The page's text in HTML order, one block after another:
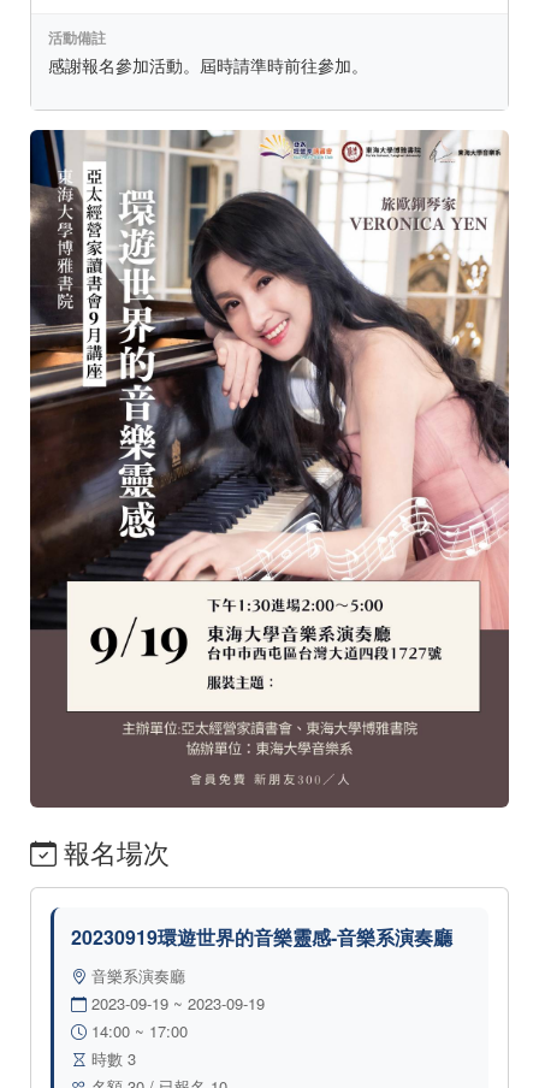
活動備註
感謝報名參加活動。屆時請準時前往參加。
報名場次
20230919環遊世界的音樂靈感-音樂系演奏廳
音樂系演奏廳
2023-09-19 ~ 2023-09-19
14:00 ~ 17:00
時數 3